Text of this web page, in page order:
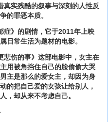
真实残酷的叙事与深刻的人性反
的罪恶本质。
症》的剧情，它于2011年上映
日常生活为题材的电影。
悲伤的事》这部电影中，女主在
用被角挡住自己的脸偷偷大哭
主是那么的爱女主，却因为身
的把自己爱的女孩让给别人，
，却从来不考虑自己。